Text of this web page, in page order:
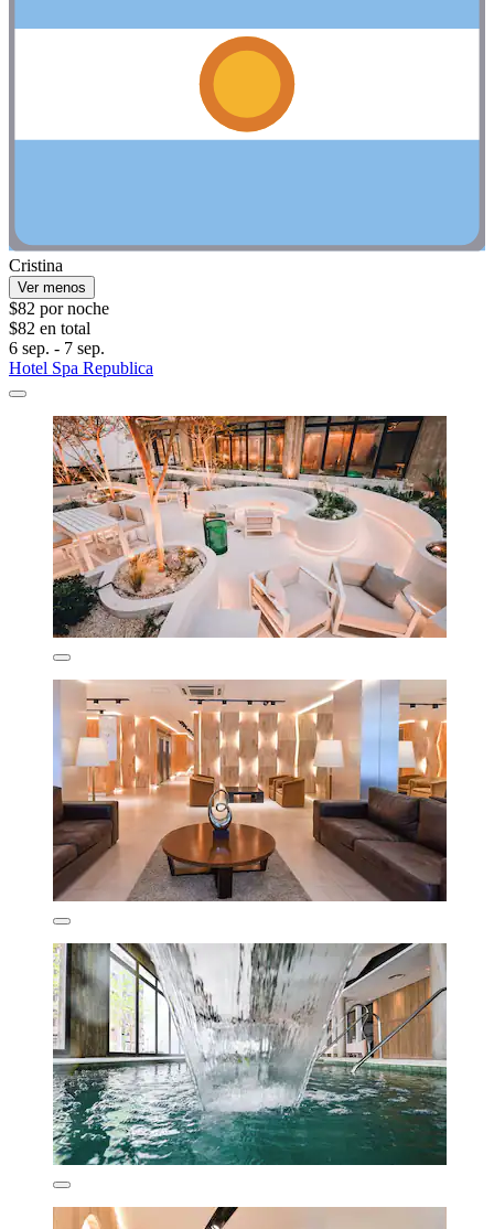
Cristina
Ver menos
$82 por noche
$82 en total
6 sep. - 7 sep.
Hotel Spa Republica